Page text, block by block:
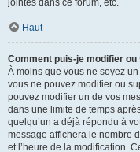
jointes dans ce forum, etc.
Haut
Comment puis-je modifier
À moins que vous ne soyez
vous ne pouvez modifier ou
pouvez modifier un de vos
dans une limite de temps
quelqu’un a déjà répondu à
message affichera le nombre
et l’heure de la modification.